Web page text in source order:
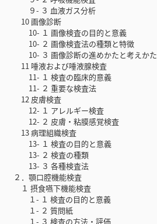
９- ３ 血液ガス分析
10 画像診断
10- １ 画像検査の目的と意義
10- ２ 画像検査法の種類と特徴
10- ３ 画像診断の進めかたと考えかた
11 唾液および唾液腺検査
11- １ 検査の臨床的意義
11- ２ 重要な検査法
12 皮膚検査
12- １ アレルギー検査
12- ２ 皮膚・粘膜感覚検査
13 病理組織検査
13- １ 検査の目的と意義
13- ２ 検査の種類
13- ３ 各種検査法
２．顎口腔機能検査
１ 摂食嚥下機能検査
１- １ 検査の目的と意義
１- ２ 質問紙
１- ３ 検査の方法・評価